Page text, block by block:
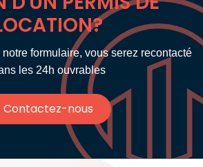
formulaire, vous serez recontacté
les 24h ouvrables
Contactez-nous